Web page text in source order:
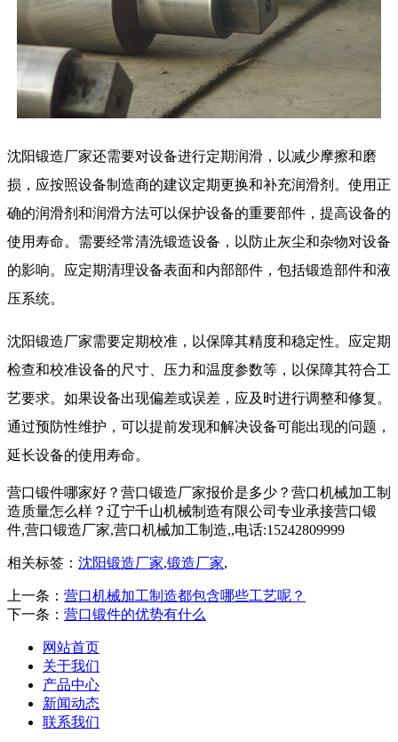
沈阳锻造厂家还需要对设备进行定期润滑，以减少摩擦和磨
损，应按照设备制造商的建议定期更换和补充润滑剂。使用正
确的润滑剂和润滑方法可以保护设备的重要部件，提高设备的
使用寿命。需要经常清洗锻造设备，以防止灰尘和杂物对设备
的影响。应定期清理设备表面和内部部件，包括锻造部件和液
压系统。
沈阳锻造厂家需要定期校准，以保障其精度和稳定性。应定期
检查和校准设备的尺寸、压力和温度参数等，以保障其符合工
艺要求。如果设备出现偏差或误差，应及时进行调整和修复。
通过预防性维护，可以提前发现和解决设备可能出现的问题，
延长设备的使用寿命。
营口锻件哪家好？营口锻造厂家报价是多少？营口机械加工制
造质量怎么样？辽宁千山机械制造有限公司专业承接营口锻
件,营口锻造厂家,营口机械加工制造,,电话:15242809999
相关标签： 沈阳锻造厂家,锻造厂家,
上一条： 营口机械加工制造都包含哪些工艺呢？
下一条： 营口锻件的优势有什么
网站首页
关于我们
产品中心
新闻动态
联系我们